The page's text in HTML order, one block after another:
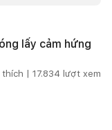
lấy cảm hứng
| 17.834 lượt xem